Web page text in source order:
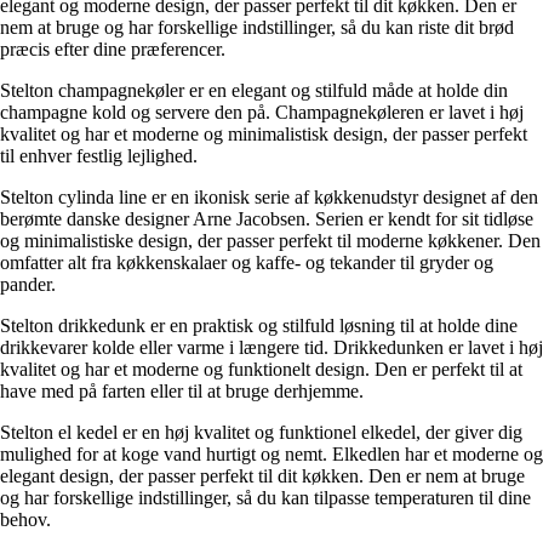
elegant og moderne design, der passer perfekt til dit køkken. Den er
nem at bruge og har forskellige indstillinger, så du kan riste dit brød
præcis efter dine præferencer.
Stelton champagnekøler er en elegant og stilfuld måde at holde din
champagne kold og servere den på. Champagnekøleren er lavet i høj
kvalitet og har et moderne og minimalistisk design, der passer perfekt
til enhver festlig lejlighed.
Stelton cylinda line er en ikonisk serie af køkkenudstyr designet af den
berømte danske designer Arne Jacobsen. Serien er kendt for sit tidløse
og minimalistiske design, der passer perfekt til moderne køkkener. Den
omfatter alt fra køkkenskalaer og kaffe- og tekander til gryder og
pander.
Stelton drikkedunk er en praktisk og stilfuld løsning til at holde dine
drikkevarer kolde eller varme i længere tid. Drikkedunken er lavet i høj
kvalitet og har et moderne og funktionelt design. Den er perfekt til at
have med på farten eller til at bruge derhjemme.
Stelton el kedel er en høj kvalitet og funktionel elkedel, der giver dig
mulighed for at koge vand hurtigt og nemt. Elkedlen har et moderne og
elegant design, der passer perfekt til dit køkken. Den er nem at bruge
og har forskellige indstillinger, så du kan tilpasse temperaturen til dine
behov.